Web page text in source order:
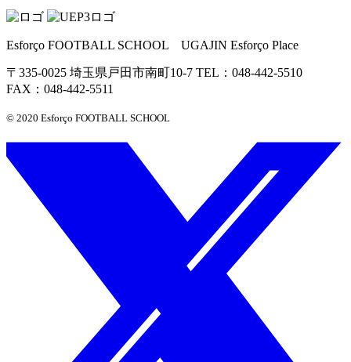
Esforço FOOTBALL SCHOOL UGAJIN Esforço Place
〒335-0025 埼玉県戸田市南町10-7 TEL：048-442-5510
FAX：048-442-5511
© 2020 Esforço FOOTBALL SCHOOL